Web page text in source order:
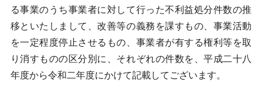
る事業のうち事業者に対して行った不利益処分件数の推
移といたしまして、改善等の義務を課すもの、事業活動
を一定程度停止させるもの、事業者が有する権利等を取
り消すものの区分別に、それぞれの件数を、平成二十八
年度から令和二年度にかけて記載してございます。